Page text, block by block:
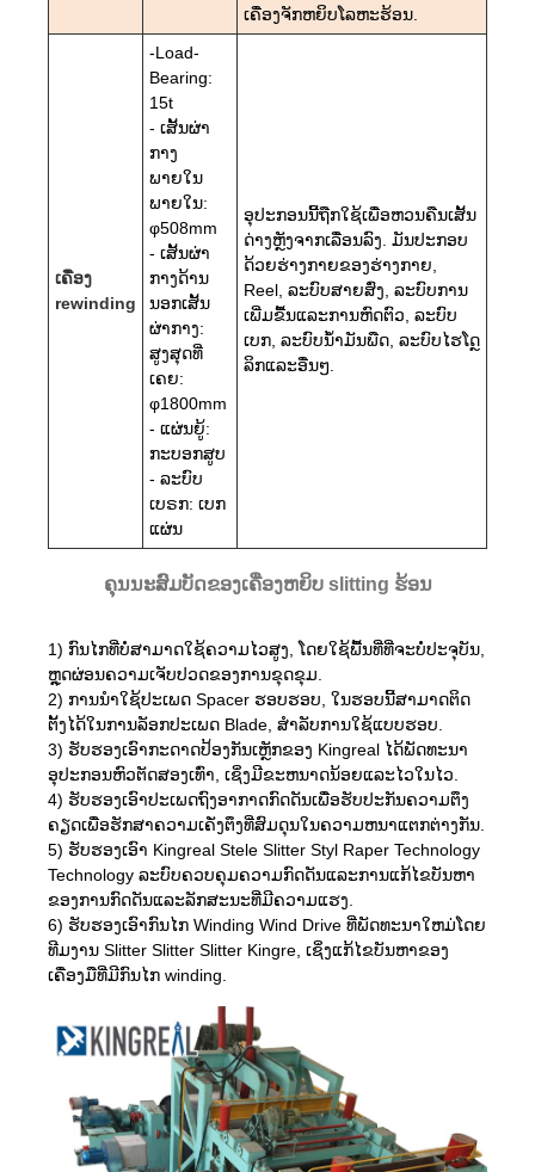
ເຄື່ອງຈັກຫຍິບໂລຫະຮ້ອນ.
ເຄື່ອງ
rewinding
-Load-
Bearing:
15t
- ເສັ້ນຜ່າ
ກາງ
ພາຍໃນ
ພາຍໃນ:
φ508mm
- ເສັ້ນຜ່າ
ກາງດ້ານ
ນອກເສັ້ນ
ຜ່າກາງ:
ສູງສຸດທີ່
ເຄຍ:
φ1800mm
- ແຜ່ນຍູ້:
ກະບອກສູບ
- ລະບົບ
ເບຣກ: ເບກ
ແຜ່ນ
ອຸປະກອນນີ້ຖືກໃຊ້ເພື່ອຫວນຄືນເສັ້ນ
ດ່າງຫຼັງຈາກເລື່ອນລົງ. ມັນປະກອບ
ດ້ວຍຮ່າງກາຍຂອງຮ່າງກາຍ,
Reel, ລະບົບສາຍສົ່ງ, ລະບົບການ
ເພີ່ມຂື້ນແລະການຫົດຕົວ, ລະບົບ
ເບກ, ລະບົບນ້ໍາມັນພືດ, ລະບົບໄຮໂດຼ
ລິກແລະອື່ນໆ.
ຄຸນນະສົມບັດຂອງເຄື່ອງຫຍິບ slitting ຮ້ອນ
1) ກົນໄກທີ່ບໍ່ສາມາດໃຊ້ຄວາມໄວສູງ, ໂດຍໃຊ້ພື້ນທີ່ທີ່ຈະບໍ່ປະຈຸບັນ,
ຫຼຸດຜ່ອນຄວາມເຈັບປວດຂອງການຂຸດຂຸມ.
2) ການນໍາໃຊ້ປະເພດ Spacer ຮອບຮອບ, ໃນຮອບນີ້ສາມາດຕິດ
ຕັ້ງໄດ້ໃນການລັອກປະເພດ Blade, ສໍາລັບການໃຊ້ແບບຮອບ.
3) ຮັບຮອງເອົາກະດາດປ້ອງກັນເຫຼັກຂອງ Kingreal ໄດ້ພັດທະນາ
ອຸປະກອນຫົວຕັດສອງເທົ່າ, ເຊິ່ງມີຂະຫນາດນ້ອຍແລະໄວໃນໄວ.
4) ຮັບຮອງເອົາປະເພດຖົງອາກາດກົດດັນເພື່ອຮັບປະກັນຄວາມຕຶງ
ຄຽດເພື່ອຮັກສາຄວາມເຄັ່ງຕຶງທີ່ສົມດຸນໃນຄວາມຫນາແຕກຕ່າງກັນ.
5) ຮັບຮອງເອົາ Kingreal Stele Slitter Styl Raper Technology
Technology ລະບົບຄວບຄຸມຄວາມກົດດັນແລະການແກ້ໄຂບັນຫາ
ຂອງການກົດດັນແລະລັກສະນະທີ່ມີຄວາມແຮງ.
6) ຮັບຮອງເອົາກົນໄກ Winding Wind Drive ທີ່ພັດທະນາໃຫມ່ໂດຍ
ທີມງານ Slitter Slitter Slitter Kingre, ເຊິ່ງແກ້ໄຂບັນຫາຂອງ
ເຄື່ອງມືທີ່ມີກົນໄກ winding.